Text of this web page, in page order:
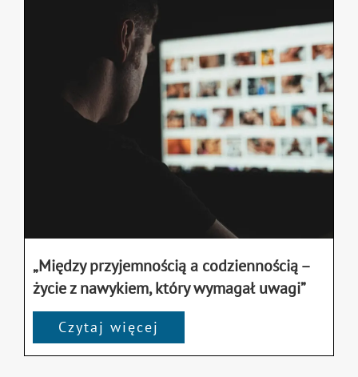
„Między przyjemnością a codziennością –
życie z nawykiem, który wymagał uwagi”
Czytaj więcej